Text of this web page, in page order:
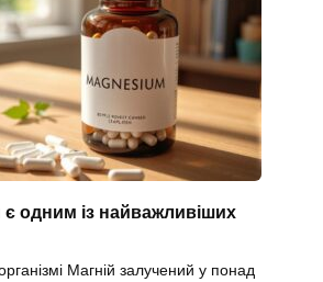
є одним із найважливіших
Магній залучений у понад